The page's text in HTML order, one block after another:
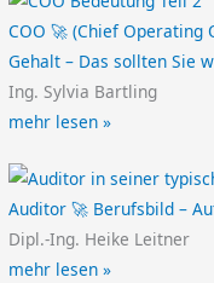
COO 🚀 (Chief
Gehalt – Das sollten Sie
Ing. Sylvia Bartling
mehr lesen »
Auditor 🚀 Berufsbild –
Dipl.-Ing. Heike Leitner
mehr lesen »